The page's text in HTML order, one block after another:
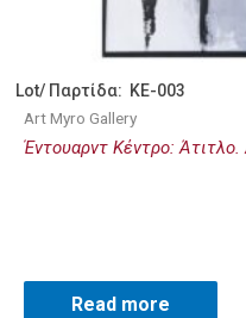
Lot/ Παρτίδα: KE-003
Art Myro Gallery
Έντουαρντ Κέντρο: Άτιτλο.
Read more